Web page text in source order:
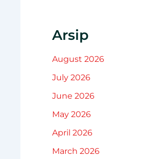
Arsip
August 2026
July 2026
June 2026
May 2026
April 2026
March 2026